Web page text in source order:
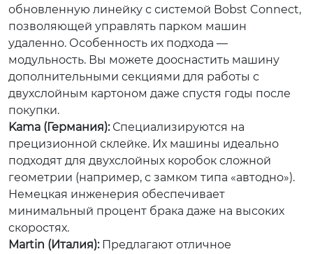
обновленную линейку с системой Bobst Connect,
позволяющей управлять парком машин
удаленно. Особенность их подхода —
модульность. Вы можете дооснастить машину
дополнительными секциями для работы с
двухслойным картоном даже спустя годы после
покупки.
Kama (Германия):Специализируются на
прецизионной склейке. Их машины идеально
подходят для двухслойных коробок сложной
геометрии (например, с замком типа «автодно»).
Немецкая инженерия обеспечивает
минимальный процент брака даже на высоких
скоростях.
Martin (Италия):Предлагают отличное